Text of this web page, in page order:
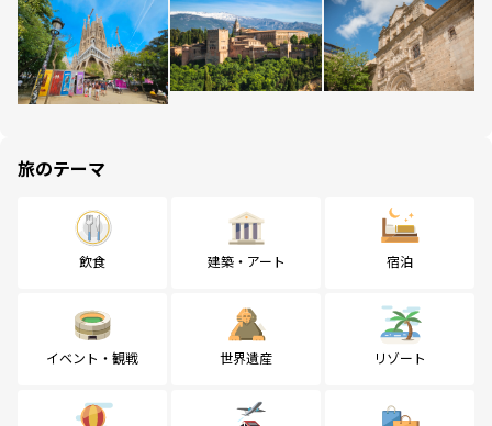
旅のテーマ
飲食 建築・アート 宿泊
イベント・観戦 世界遺産 リゾート